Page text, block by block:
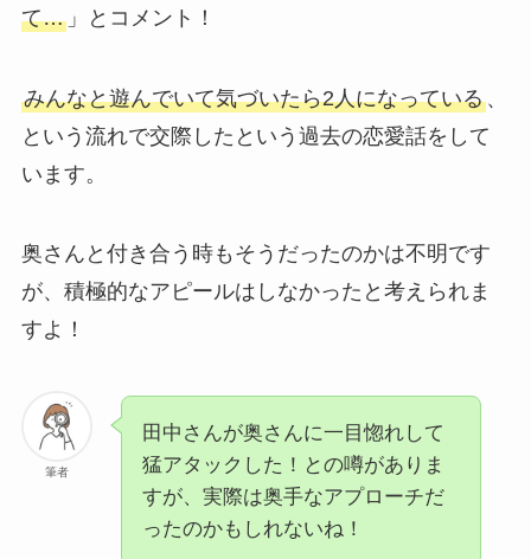
て…」とコメント！
みんなと遊んでいて気づいたら2人になっている、
という流れで交際したという過去の恋愛話をして
います。
奥さんと付き合う時もそうだったのかは不明です
が、積極的なアピールはしなかったと考えられま
すよ！
筆者
田中さんが奥さんに一目惚れして
猛アタックした！との噂がありま
すが、実際は奥手なアプローチだ
ったのかもしれないね！